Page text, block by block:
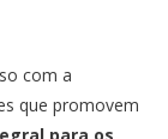
com a
que promovem